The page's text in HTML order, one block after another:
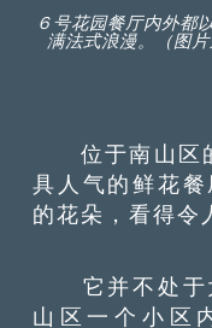
６号花园餐厅内外都
满法式浪漫。（图
位于南山区的
具人气的鲜花
的花朵，看得令
它并不处于
山区一个小区